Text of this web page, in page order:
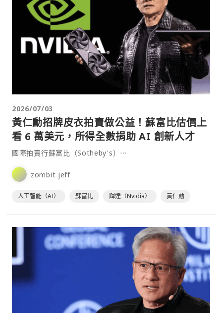
2026/07/03
黃仁勳招牌皮衣拍賣做公益！蘇富比估價上
看 6 萬美元，所得全數捐助 AI 創新人才
國際拍賣行蘇富比（Sotheby's）⋯
zombit jeff
人工智能（AI） 蘇富比 輝達（Nvidia） 黃仁勳